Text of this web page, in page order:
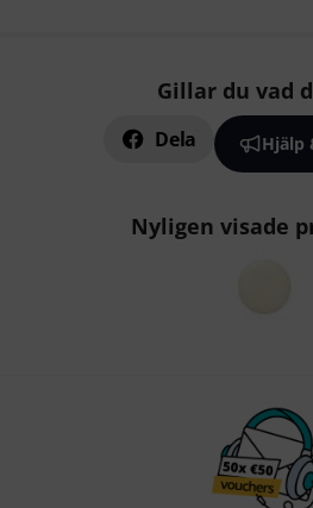
Gillar du vad
Dela Hjälp
Nyligen visade